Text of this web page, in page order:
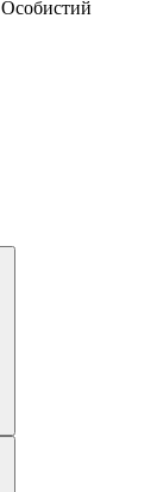
Особистий